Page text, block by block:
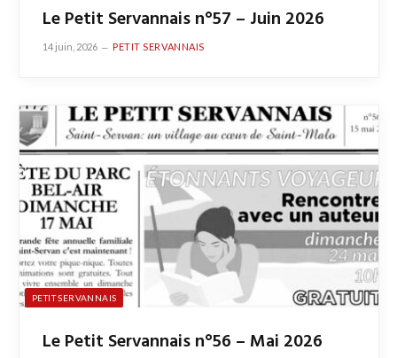
Le Petit Servannais n°57 – Juin 2026
14 juin, 2026 PETIT SERVANNAIS
PETIT SERVANNAIS
Le Petit Servannais n°56 – Mai 2026